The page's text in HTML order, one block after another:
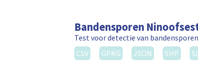
Bandensporen
Test voor detectie van
CSV
GPKG JSON SHP